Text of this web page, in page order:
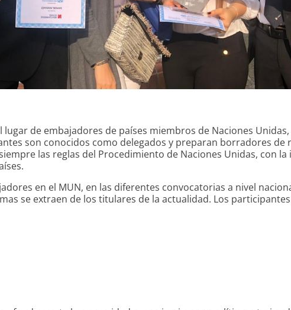
de embajadores de países miembros de Naciones
son conocidos como delegados y preparan borradores
las reglas del Procedimiento de Naciones Unidas, con
en el MUN, en las diferentes convocatorias a nivel
se extraen de los titulares de la actualidad. Los